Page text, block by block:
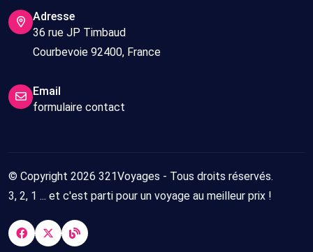
Adresse
36 rue JP Timbaud
Courbevoie 92400, France
Email
formulaire contact
© Copyright 2026 321Voyages - Tous droits réservés.
3, 2, 1 ... et c'est parti pour un voyage au meilleur prix !